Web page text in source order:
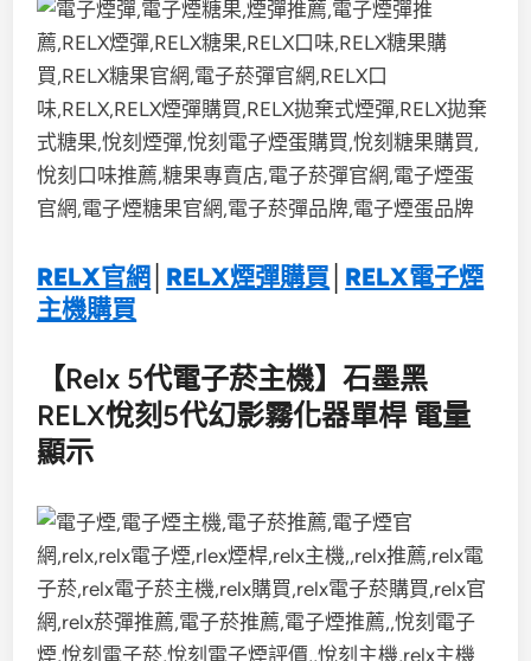
RELX官網 RELX煙彈購買 RELX電子煙
主機購買
【Relx 5代電子菸主機】石墨黑
RELX悅刻5代幻影霧化器單桿 電量
顯示